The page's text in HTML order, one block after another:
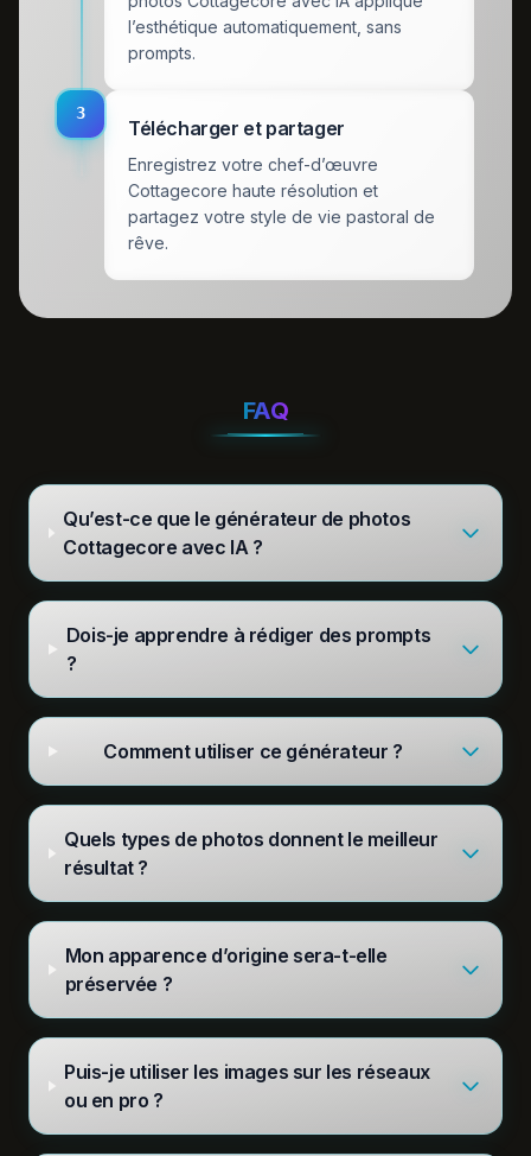
l’esthétique automatiquement, sans
prompts.
3
Télécharger et partager
Enregistrez votre chef-d’œuvre
Cottagecore haute résolution et
partagez votre style de vie pastoral de
rêve.
FAQ
Qu’est-ce que le générateur de photos
Cottagecore avec IA ?
Dois-je apprendre à rédiger des prompts
?
Comment utiliser ce générateur ?
Quels types de photos donnent le meilleur
résultat ?
Mon apparence d’origine sera-t-elle
préservée ?
Puis-je utiliser les images sur les réseaux
ou en pro ?